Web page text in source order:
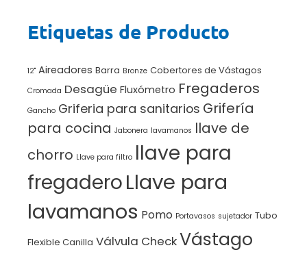
Etiquetas de Producto
12" Aireadores Barra Bronze Cobertores de Vástagos
Cromada Desagüe Fluxómetro Fregaderos
Gancho Griferia para sanitarios Grifería
para cocina Jabonera lavamanos llave de
chorro Llave para filtro llave para
fregaderoLlave para
lavamanos Pomo Portavasos sujetador Tubo
Flexible Canilla Válvula CheckVástago